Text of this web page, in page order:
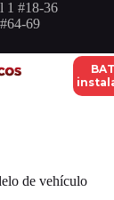
1 #18-36
69
de vehículo